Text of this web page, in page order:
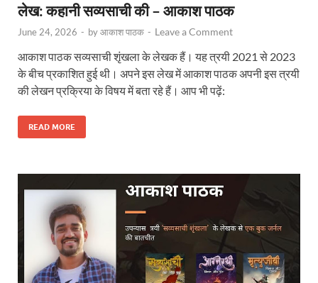
लेख: कहानी सव्यसाची की – आकाश पाठक
June 24, 2026 - byआकाश पाठक - Leave a Comment
आकाश पाठक सव्यसाची शृंखला के लेखक हैं। यह त्रयी 2021 से 2023
के बीच प्रकाशित हुई थी। अपने इस लेख में आकाश पाठक अपनी इस त्रयी
की लेखन प्रक्रिया के विषय में बता रहे हैं। आप भी पढ़ें:
READ MORE